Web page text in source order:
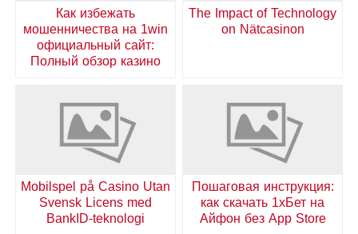
The Impact of Technology
on Nätcasinon
Как избежать
мошенничества на 1win
официальный сайт:
Полный обзор казино
Пошаговая инструкция:
как скачать 1хБет на
Айфон без App Store
Mobilspel på Casino Utan
Svensk Licens med
BankID-teknologi